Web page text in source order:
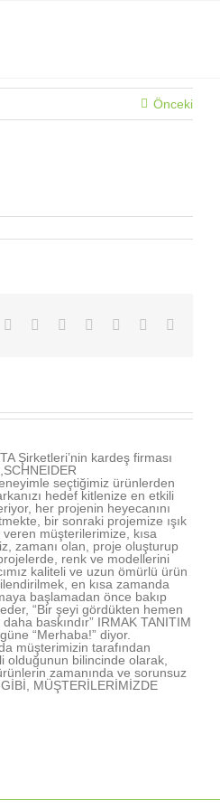
Önceki
Reddit LinkedIn
TumblrPinterest
Şirketleri’nin kardeş firması
seçtiğimiz ürünlerden
hedef kitlenize en etkili
her projenin heyecanını
bir sonraki projemize ışık
müşterilerimize, kısa
zamanı olan, proje oluşturup
renk ve modellerini
kaliteli ve uzun ömürlü ürün
en kısa zamanda
başlamadan önce bakıp
“Bir şeyi gördükten hemen
baskındır” IRMAK TANITIM
“Merhaba!” diyor.
müşterimizin tarafından
olduğunun bilincinde olarak,
zamanında ve sorunsuz
MÜŞTERİLERİMİZDE